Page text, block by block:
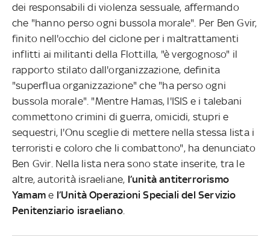
dei responsabili di violenza sessuale, affermando
che "hanno perso ogni bussola morale". Per Ben Gvir,
finito nell'occhio del ciclone per i maltrattamenti
inflitti ai militanti della Flottilla, "è vergognoso" il
rapporto stilato dall'organizzazione, definita
"superflua organizzazione" che "ha perso ogni
bussola morale". "Mentre Hamas, l'ISIS e i talebani
commettono crimini di guerra, omicidi, stupri e
sequestri, l'Onu sceglie di mettere nella stessa lista i
terroristi e coloro che li combattono", ha denunciato
Ben Gvir. Nella lista nera sono state inserite, tra le
altre, autorità israeliane, l’unità antiterrorismo
Yamam e l’Unità Operazioni Speciali del Servizio
Penitenziario israeliano.